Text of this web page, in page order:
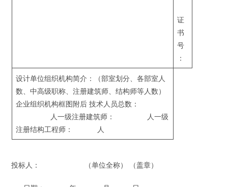
证
书
号
：
设计单位组织机构简介：（部室划分、各部室人
数、中高级职称、注册建筑师、结构师等人数）
企业组织机构框图附后 技术人员总数：
人一级注册建筑师： 人一级
注册结构工程师： 人
投标人： （单位全称） （盖章）